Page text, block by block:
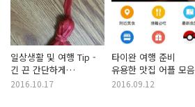
일상생활 및 여행 Tip -
긴 끈 간단하게
정리하는 법
2016.10.17
타이완 여행 준비
유용한 맛집 어플 모음
2016.09.12